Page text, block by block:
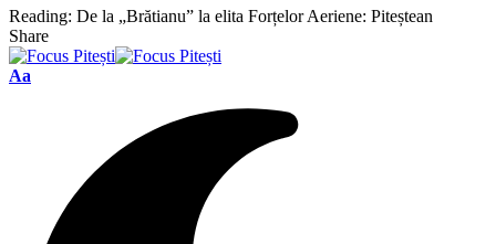
Reading: De la „Brătianu” la elita Forțelor Aeriene: Piteștean
Share
Font
Aa